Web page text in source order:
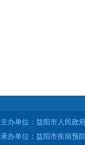
主办单位：益阳市人民政
承办单位：益阳市疾病预